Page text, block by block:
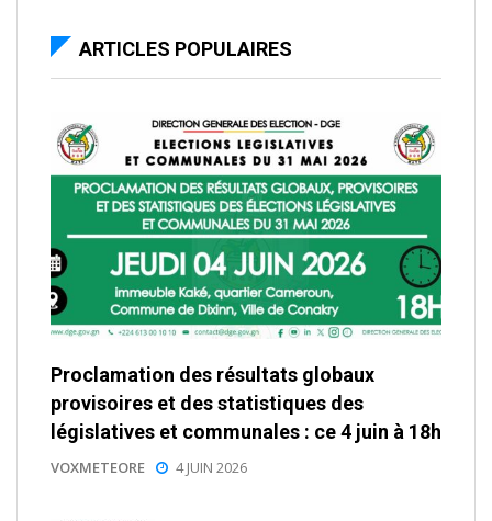
ARTICLES POPULAIRES
Proclamation des résultats globaux
provisoires et des statistiques des
législatives et communales : ce 4 juin à 18h
VOXMETEORE 4 JUIN 2026